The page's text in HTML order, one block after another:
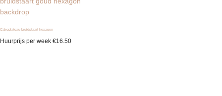
Cakeplateau bruidstaart hexagon
Huurprijs per week €16.50